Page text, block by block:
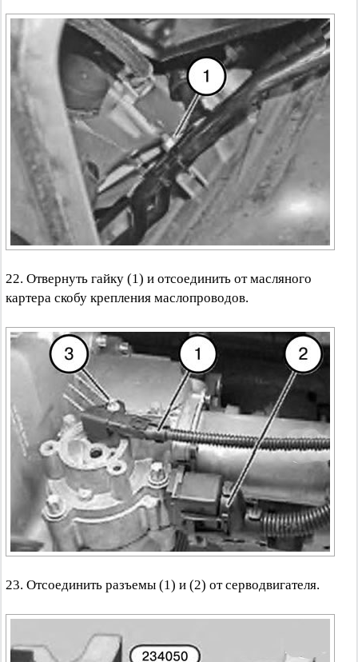
22. Отвернуть гайку (1) и отсоединить от масляного
картера скобу крепления маслопроводов.
23. Отсоединить разъемы (1) и (2) от серводвигателя.